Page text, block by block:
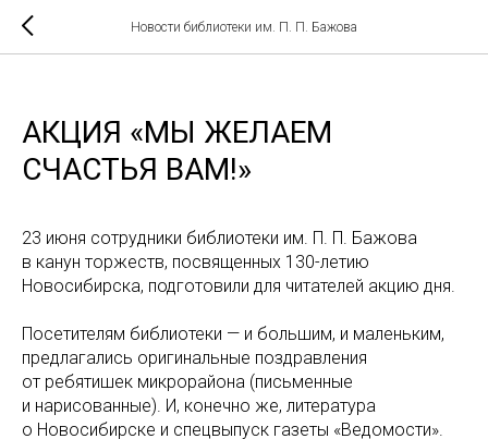
Новости библиотеки им. П. П. Бажова
АКЦИЯ «МЫ ЖЕЛАЕМ
СЧАСТЬЯ ВАМ!»
23 июня сотрудники библиотеки им. П. П. Бажова
в канун торжеств, посвященных 130-летию
Новосибирска, подготовили для читателей акцию дня.
Посетителям библиотеки — и большим, и маленьким,
предлагались оригинальные поздравления
от ребятишек микрорайона (письменные
и нарисованные). И, конечно же, литература
о Новосибирске и спецвыпуск газеты «Ведомости».